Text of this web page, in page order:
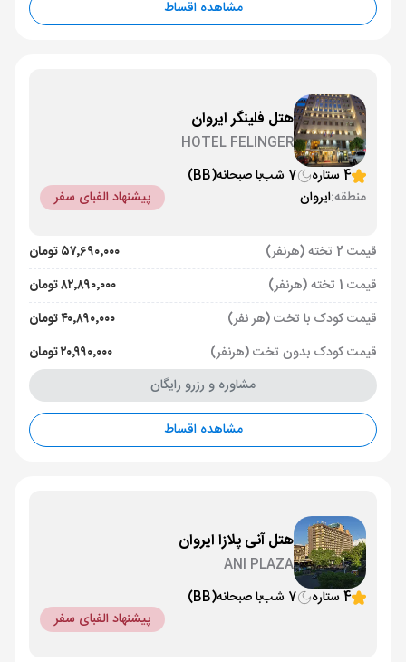
مشاهده اقساط
هتل فلینگر ایروان
HOTEL FELINGER
4 ستاره
7 شب با صبحانه(BB)
منطقه:ایروان پیشنهاد الفبای سفر
قیمت 2 تخته (هرنفر)
۵۷٬۶۹۰٬۰۰۰ تومان
قیمت 1 تخته (هرنفر)
۸۲٬۸۹۰٬۰۰۰ تومان
قیمت کودک با تخت (هر نفر)
۴۰٬۸۹۰٬۰۰۰ تومان
قیمت کودک بدون تخت (هرنفر)
۲۰٬۹۹۰٬۰۰۰ تومان
مشاوره و رزرو رایگان
مشاهده اقساط
هتل آنی پلازا ایروان
ANI PLAZA
4 ستاره
7 شب با صبحانه(BB)
پیشنهاد الفبای سفر